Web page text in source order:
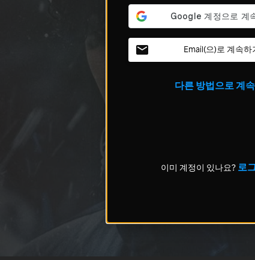
Email(으)로 계속하
다른 방법으로 계속
이미 계정이 있나요? 로